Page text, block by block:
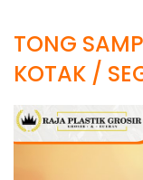
TONG
KOTAK /